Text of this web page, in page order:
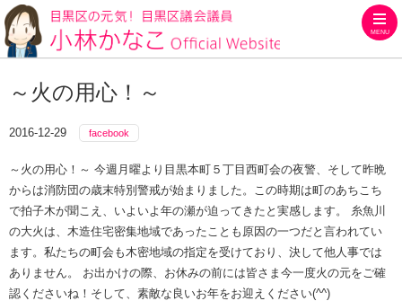
MENU
～火の用心！～
2016-12-29 facebook
～火の用心！～ 今週月曜より目黒本町５丁目西町会の夜警、そして昨晩
からは消防団の歳末特別警戒が始まりました。この時期は町のあちこち
で拍子木が聞こえ、いよいよ年の瀬が迫ってきたと実感します。 糸魚川
の大火は、木造住宅密集地域であったことも原因の一つだと言われてい
ます。私たちの町会も木密地域の指定を受けており、決して他人事では
ありません。 お出かけの際、お休みの前には皆さま今一度火の元をご確
認くださいね！そして、素敵な良いお年をお迎えください(^^)